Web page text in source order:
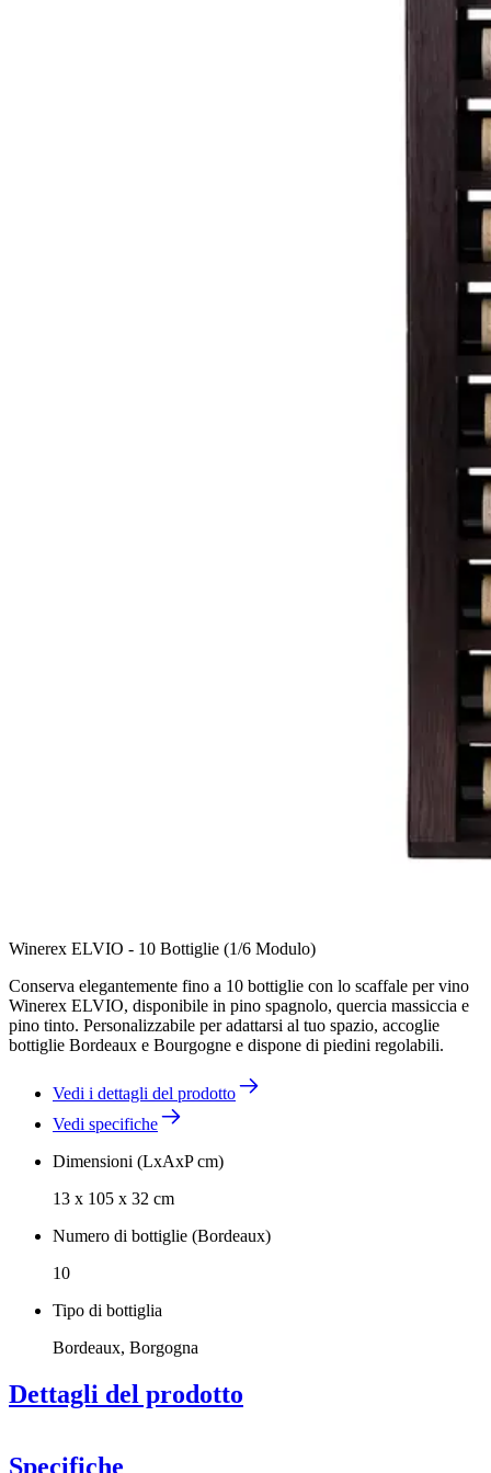
Winerex ELVIO - 10 Bottiglie (1/6 Modulo)
Conserva elegantemente fino a 10 bottiglie con lo scaffale per vino
Winerex ELVIO, disponibile in pino spagnolo, quercia massiccia e
pino tinto. Personalizzabile per adattarsi al tuo spazio, accoglie
bottiglie Bordeaux e Bourgogne e dispone di piedini regolabili.
Vedi i dettagli del prodotto
Vedi specifiche
Dimensioni (LxAxP cm)
13 x 105 x 32 cm
Numero di bottiglie (Bordeaux)
10
Tipo di bottiglia
Bordeaux, Borgogna
Dettagli del prodotto
nero, marrone e bianco.
Specifiche